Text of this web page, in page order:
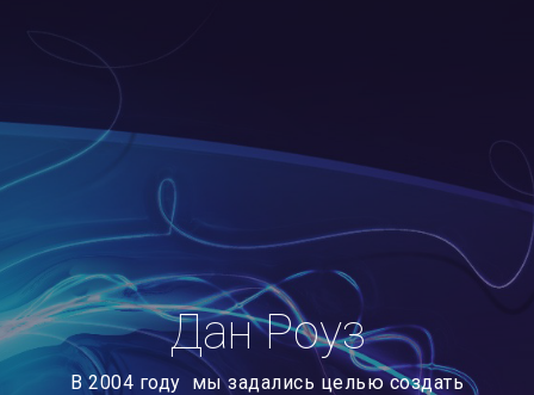
Дан Роуз
В 2004 году мы задались целью создать